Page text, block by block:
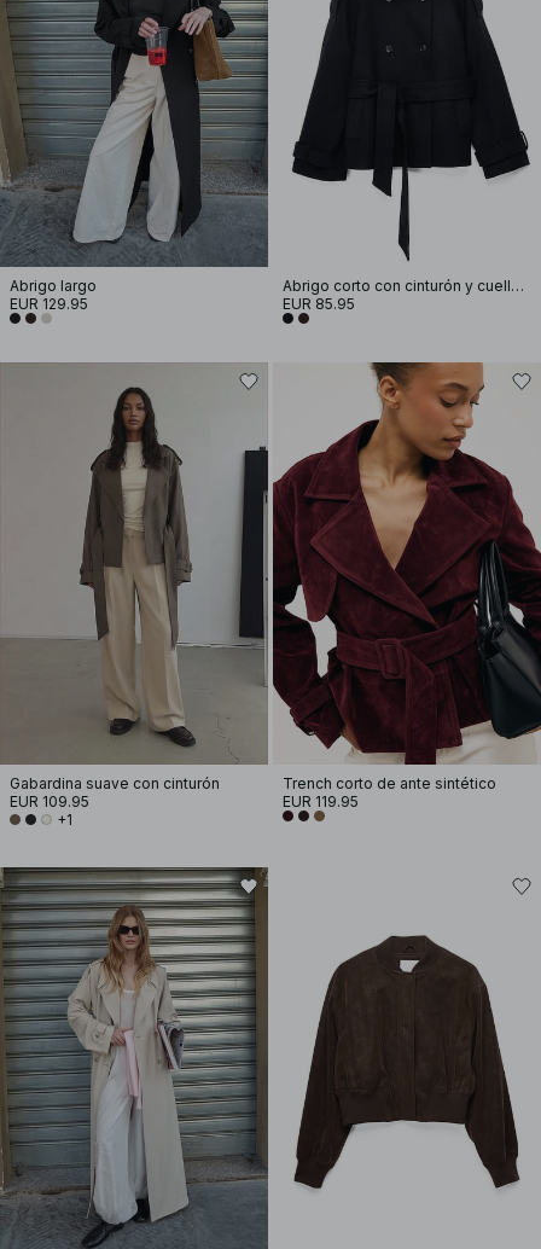
Abrigo largo
EUR 129.95
Abrigo corto con cinturón y cuello alto
EUR 85.95
Gabardina suave con cinturón
EUR 109.95
+1
Trench corto de ante sintético
EUR 119.95